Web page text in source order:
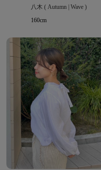
八木 ( Autumn | Wave )
160cm